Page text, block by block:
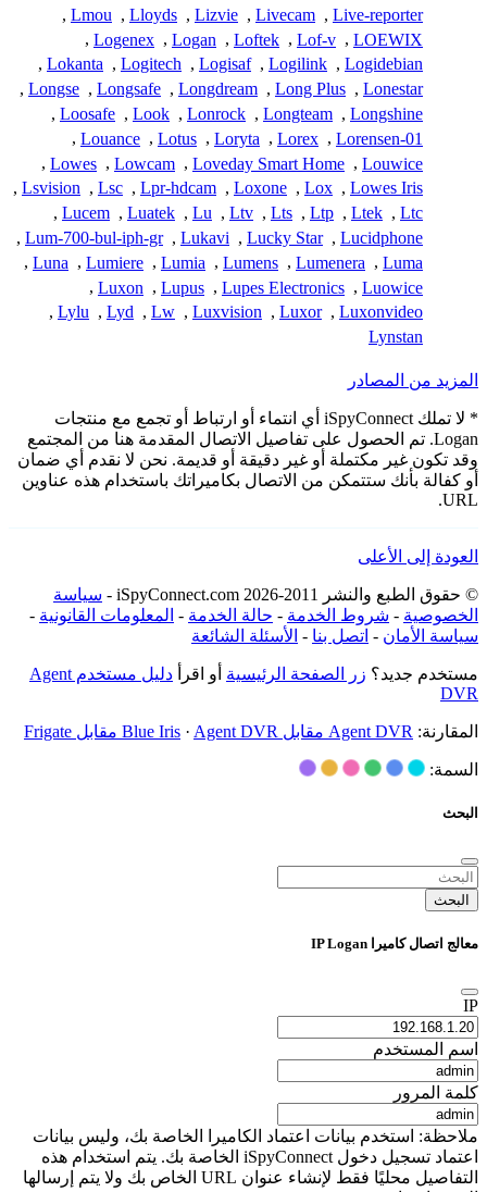
Live-reporter
,
Livecam
,
Lizvie
,
Lloyds
,
Lmou
,
LOEWIX
,
Lof-v
,
Loftek
,
Logan
,
Logenex
,
Logidebian
,
Logilink
,
Logisaf
,
Logitech
,
Lokanta
,
Lonestar
,
Long Plus
,
Longdream
,
Longsafe
,
Longse
,
Longshine
,
Longteam
,
Lonrock
,
Look
,
Loosafe
,
Lorensen-01
,
Lorex
,
Loryta
,
Lotus
,
Louance
,
Louwice
,
Loveday Smart Home
,
Lowcam
,
Lowes
,
Lowes Iris
,
Lox
,
Loxone
,
Lpr-hdcam
,
Lsc
,
Lsvision
,
Ltc
,
Ltek
,
Ltp
,
Lts
,
Ltv
,
Lu
,
Luatek
,
Lucem
,
Lucidphone
,
Lucky Star
,
Lukavi
,
Lum-700-bul-iph-gr
,
Luma
,
Lumenera
,
Lumens
,
Lumia
,
Lumiere
,
Luna
,
Luowice
,
Lupes Electronics
,
Lupus
,
Luxon
,
Luxonvideo
,
Luxor
,
Luxvision
,
Lw
,
Lyd
,
Lylu
,
Lynstan
المزيد من المصادر
* لا تملك iSpyConnect أي انتماء أو ارتباط أو تجمع مع منتجات
Logan. تم الحصول على تفاصيل الاتصال المقدمة هنا من المجتمع
وقد تكون غير مكتملة أو غير دقيقة أو قديمة. نحن لا نقدم أي ضمان
أو كفالة بأنك ستتمكن من الاتصال بكاميراتك باستخدام هذه عناوين
URL.
العودة إلى الأعلى
© حقوق الطبع والنشر 2011-2026 iSpyConnect.com -
سياسة
الخصوصية - شروط الخدمة - حالة الخدمة - المعلومات القانونية -
سياسة الأمان - اتصل بنا - الأسئلة الشائعة
مستخدم جديد؟ زر الصفحة الرئيسية أو اقرأ
دليل مستخدم Agent
DVR
المقارنة: Agent DVR مقابل Blue Iris · Agent DVR مقابل Frigate
السمة:
البحث
البحث
معالج اتصال كاميرا IP Logan
IP
اسم المستخدم
كلمة المرور
ملاحظة: استخدم بيانات اعتماد الكاميرا الخاصة بك، وليس بيانات
اعتماد تسجيل دخول iSpyConnect الخاصة بك. يتم استخدام هذه
التفاصيل محليًا فقط لإنشاء عنوان URL الخاص بك ولا يتم إرسالها